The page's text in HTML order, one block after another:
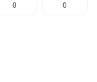
0 0